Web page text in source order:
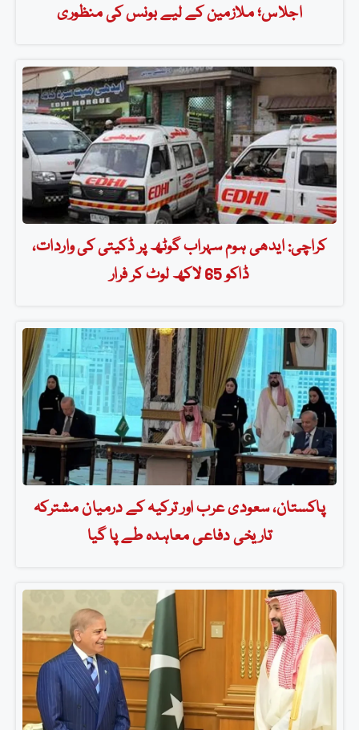
اجلاس؛ ملازمین کے لیے بونس کی منظوری
کراچی: ایدھی ہوم سہراب گوٹھ پر ڈکیتی کی واردات،
ڈاکو 65 لاکھ لوٹ کر فرار
پاکستان، سعودی عرب اور ترکیہ کے درمیان مشترکہ
تاریخی دفاعی معاہدہ طے پا گیا